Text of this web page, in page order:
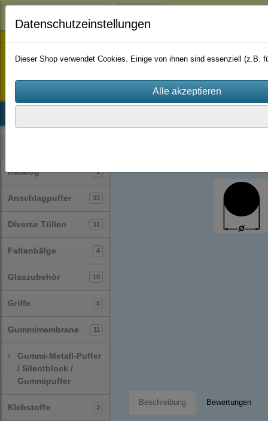
staufenbiel-berlin
Katalog 1
Anschlagpuffer 33
Diverse Tüllen 31
Faltenbälge 4
Glaszubehör 10
Griffe 5
Gummimembrane 11
›
Gummi-Metall-Puffer
/ Silentblock /
Gummipuffer
Klebstoffe 3
Beschreibung Bewertungen
Datenschutzeinstellungen
Dieser Shop verwendet Cookies. Einige von ihnen sind essenziell (z.B.